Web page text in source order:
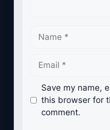
Name
Email
Save my name,
this browser for
comment.